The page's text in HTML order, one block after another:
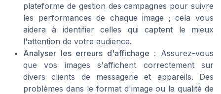
plateforme de gestion des campagnes pour suivre
les performances de chaque image ; cela vous
aidera à identifier celles qui captent le mieux
l'attention de votre audience.
Analyser les erreurs d'affichage : Assurez-vous
que vos images s'affichent correctement sur
divers clients de messagerie et appareils. Des
problèmes dans le format d'image ou la qualité de